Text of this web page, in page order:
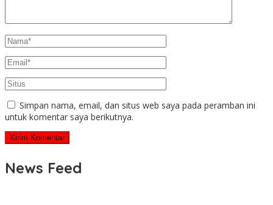
Simpan nama, email, dan situs web saya pada peramban ini
untuk komentar saya berikutnya.
News Feed